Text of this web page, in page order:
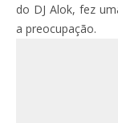
do DJ Alok, fez
a preocupação.